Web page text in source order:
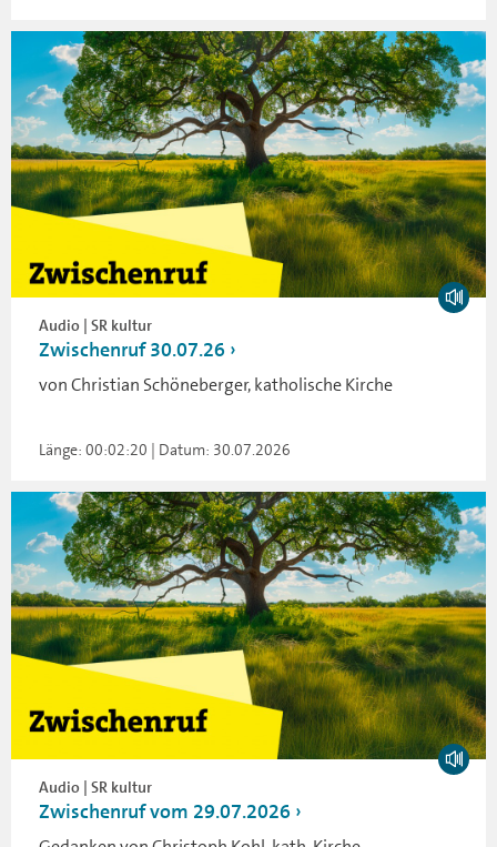
Audio | SR kultur
Zwischenruf 30.07.26
von Christian Schöneberger, katholische Kirche
Länge: 00:02:20 | Datum: 30.07.2026
Audio | SR kultur
Zwischenruf vom 29.07.2026